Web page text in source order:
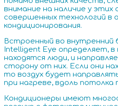
внимание на наличие у
совершенных технологий в
кондиционирования.
Встроенный во внутренний
Intelligent Eye определяет,
находятся люди, и
сторону от них. Если они
то воздух будет
при нагреве, вдоль потолка
Кондиционеры имеют